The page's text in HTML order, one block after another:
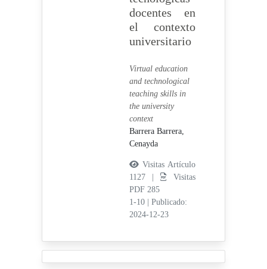
docentes en
el contexto
universitario
Virtual education
and technological
teaching skills in
the university
context
Barrera Barrera,
Cenayda
Visitas Artículo
1127 |
Visitas
PDF 285
1-10
Publicado:
2024-12-23